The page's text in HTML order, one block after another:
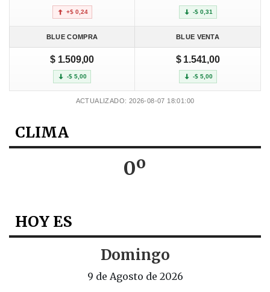
+$ 0,24 -$ 0,31
BLUE COMPRA BLUE VENTA
$ 1.509,00
-$ 5,00
$ 1.541,00
-$ 5,00
ACTUALIZADO: 2026-08-07 18:01:00
CLIMA
0º
HOY ES
Domingo
9 de Agosto de 2026